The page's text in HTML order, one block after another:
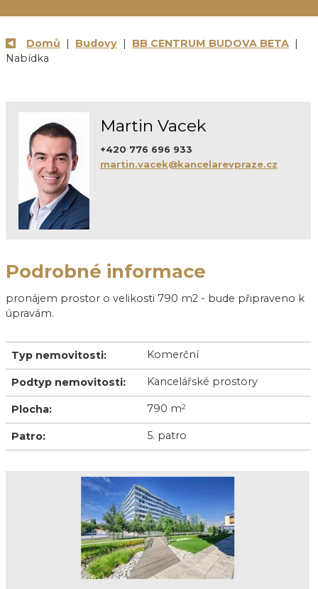
Domů | Budovy| BB CENTRUM BUDOVA BETA|
Nabídka
Martin Vacek
+420 776 696 933
martin.vacek@kancelarevpraze.cz
Podrobné informace
pronájem prostor o velikosti 790 m2 - bude připraveno k
úpravám.
Typ nemovitosti: Komerční
Podtyp nemovitosti: Kancelářské prostory
Plocha: 790 m2
Patro: 5. patro